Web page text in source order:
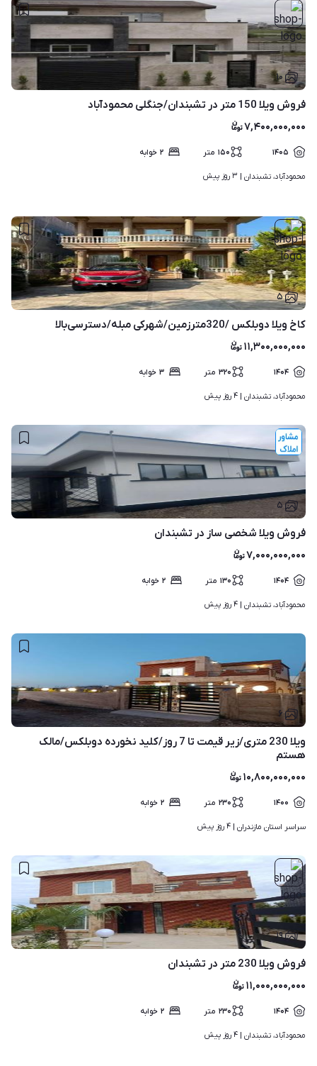
۱۰
فروش ویلا 150 متر در تشبندان/جنگلی محمودآباد
۷,۴۰۰,۰۰۰,۰۰۰
۱۴۰۵ ۱۵۰ متر ۲ خوابه
محمودآباد، تشبندان | ۳ روز پیش
۵
کاخ ویلا دوبلکس /320مترزمین/شهرکی مبله/دسترسی‌بالا
۱۱,۳۰۰,۰۰۰,۰۰۰
۱۴۰۴ ۳۲۰ متر ۳ خوابه
محمودآباد، تشبندان | ۴ روز پیش
۵
فروش ویلا شخصی ساز در تشبندان
۷,۰۰۰,۰۰۰,۰۰۰
۱۴۰۴ ۱۳۰ متر ۲ خوابه
محمودآباد، تشبندان | ۴ روز پیش
۶
ویلا 230 متری/زیر قیمت تا 7 روز/کلید نخورده دوبلکس/مالک
هستم
۱۰,۸۰۰,۰۰۰,۰۰۰
۱۴۰۰ ۲۳۰ متر ۲ خوابه
سراسر استان مازندران | ۴ روز پیش
۱۹
فروش ویلا 230 متر در تشبندان
۱۱,۰۰۰,۰۰۰,۰۰۰
۱۴۰۴ ۲۳۰ متر ۲ خوابه
محمودآباد، تشبندان | ۴ روز پیش